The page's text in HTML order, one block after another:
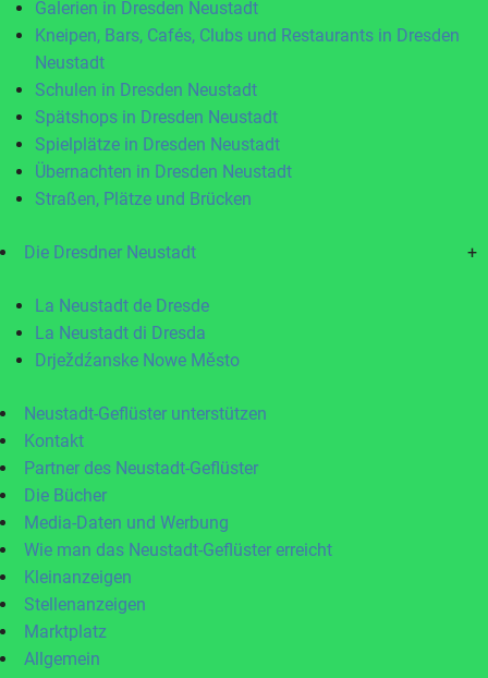
Galerien in Dresden Neustadt
Kneipen, Bars, Cafés, Clubs und Restaurants in Dresden
Neustadt
Schulen in Dresden Neustadt
Spätshops in Dresden Neustadt
Spielplätze in Dresden Neustadt
Übernachten in Dresden Neustadt
Straßen, Plätze und Brücken
Die Dresdner Neustadt +
La Neustadt de Dresde
La Neustadt di Dresda
Drježdźanske Nowe Město
Neustadt-Geflüster unterstützen
Kontakt
Partner des Neustadt-Geflüster
Die Bücher
Media-Daten und Werbung
Wie man das Neustadt-Geflüster erreicht
Kleinanzeigen
Stellenanzeigen
Marktplatz
Allgemein